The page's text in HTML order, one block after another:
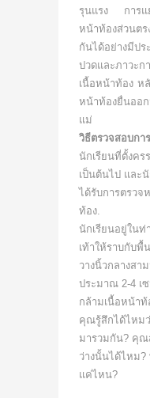
รุนแรง การแย
หน้าท้องส่วนตร
กันได้อย่างมีปร
ปวดและภาวะก
เนื้อหน้าท้อง ห
หน้าท้องยื่นออ
แม่
วิธีตรวจสอบกา
นักเรียนที่ตั้งค
เป็นต้นไป และ
ได้รับการตรวจ
ท้อง.
นักเรียนอยู่ในท่
เท้าให้ราบกับพื้
วางนิ้วกลางสา
ประมาณ 2-4 เ
กล้ามเนื้อหน้า
คุณรู้สึกได้ไหม
มารวมกัน? คุณ
ว่างนั้นได้ไหม?
แค่ไหน?